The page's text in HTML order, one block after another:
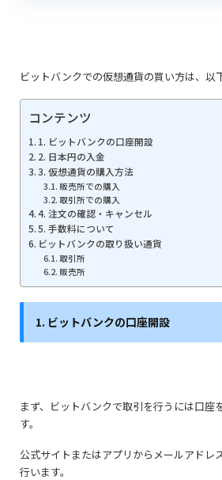
ビットバンクでの仮想通貨の買い方は、以
コンテンツ
1. ビットバンクの口座開設
2. 日本円の入金
3. 仮想通貨の購入方法
販売所での購入
取引所での購入
4. 注文の確認・キャンセル
5. 手数料について
ビットバンクの取り扱い通貨
取引所
販売所
1. ビットバンクの口座開設
まず、ビットバンクで取引を行うには口座
す。
公式サイトまたはアプリからメールアドレ
行います。